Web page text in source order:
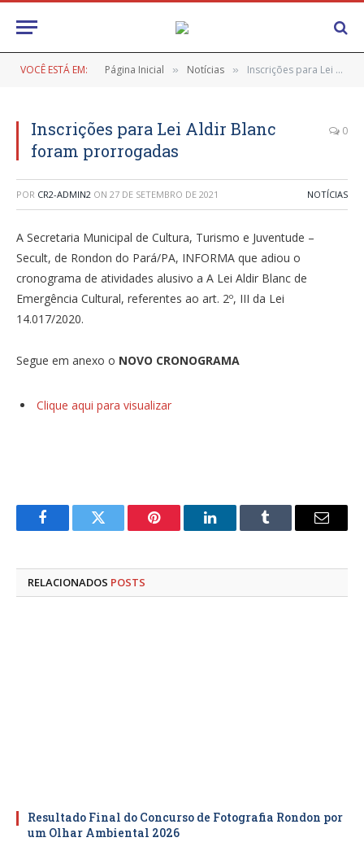
VOCÊ ESTÁ EM: Página Inicial » Notícias » Inscrições para Lei Aldir Blanc foram prorrogadas
Inscrições para Lei Aldir Blanc
foram prorrogadas
0
POR CR2-ADMIN2 ON 27 DE SETEMBRO DE 2021 NOTÍCIAS
A Secretaria Municipal de Cultura, Turismo e Juventude –
Secult, de Rondon do Pará/PA, INFORMA que adiou o
cronograma de atividades alusivo a A Lei Aldir Blanc de
Emergência Cultural, referentes ao art. 2º, III da Lei
14.017/2020.
Segue em anexo o NOVO CRONOGRAMA
Clique aqui para visualizar
FacebookTwitter Pinterest LinkedInTumblr
E-
RELACIONADOS POSTS
Resultado Final do Concurso de Fotografia Rondon por
um Olhar Ambiental 2026